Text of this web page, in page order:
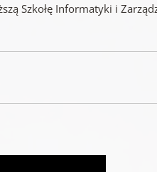
Szkołę Informatyki i